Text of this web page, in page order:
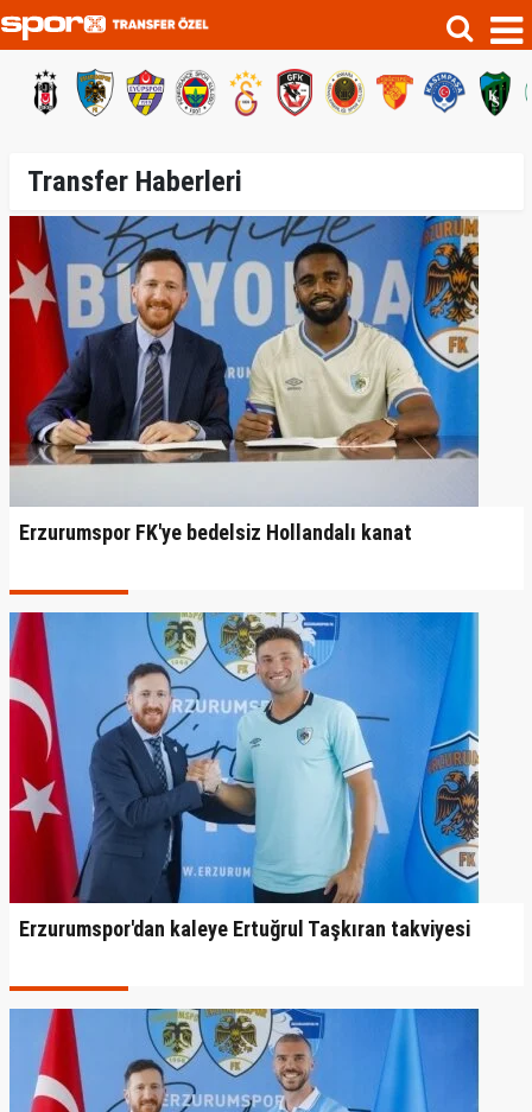
Transfer Haberleri
Erzurumspor FK'ye bedelsiz Hollandalı kanat
Erzurumspor'dan kaleye Ertuğrul Taşkıran takviyesi